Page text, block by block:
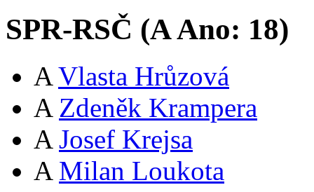
SPR-RSČ (AAno: 18)
A Vlasta Hrůzová
A Zdeněk Krampera
A Josef Krejsa
A Milan Loukota